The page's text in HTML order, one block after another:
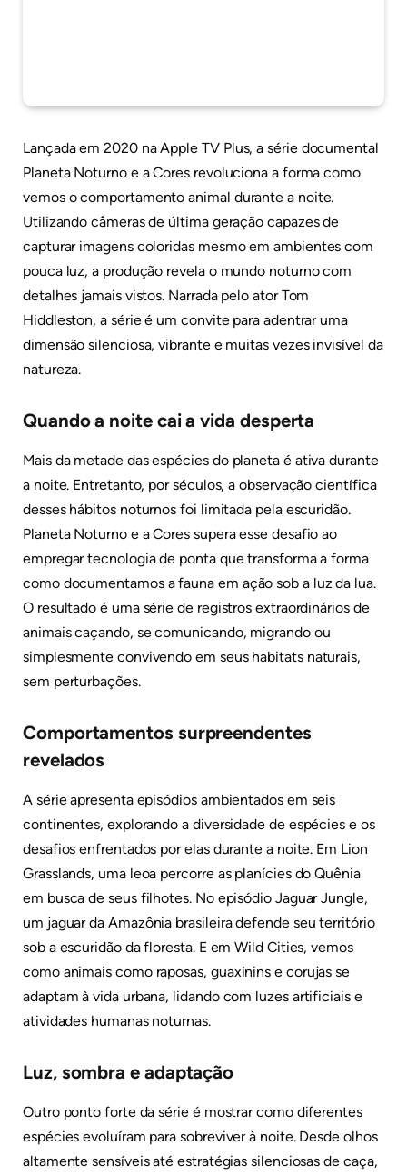
Lançada em 2020 na Apple TV Plus, a série documental
Planeta Noturno e a Cores revoluciona a forma como
vemos o comportamento animal durante a noite.
Utilizando câmeras de última geração capazes de
capturar imagens coloridas mesmo em ambientes com
pouca luz, a produção revela o mundo noturno com
detalhes jamais vistos. Narrada pelo ator Tom
Hiddleston, a série é um convite para adentrar uma
dimensão silenciosa, vibrante e muitas vezes invisível da
natureza.
Quando a noite cai a vida desperta
Mais da metade das espécies do planeta é ativa durante
a noite. Entretanto, por séculos, a observação científica
desses hábitos noturnos foi limitada pela escuridão.
Planeta Noturno e a Cores supera esse desafio ao
empregar tecnologia de ponta que transforma a forma
como documentamos a fauna em ação sob a luz da lua.
O resultado é uma série de registros extraordinários de
animais caçando, se comunicando, migrando ou
simplesmente convivendo em seus habitats naturais,
sem perturbações.
Comportamentos surpreendentes
revelados
A série apresenta episódios ambientados em seis
continentes, explorando a diversidade de espécies e os
desafios enfrentados por elas durante a noite. Em Lion
Grasslands, uma leoa percorre as planícies do Quênia
em busca de seus filhotes. No episódio Jaguar Jungle,
um jaguar da Amazônia brasileira defende seu território
sob a escuridão da floresta. E em Wild Cities, vemos
como animais como raposas, guaxinins e corujas se
adaptam à vida urbana, lidando com luzes artificiais e
atividades humanas noturnas.
Luz, sombra e adaptação
Outro ponto forte da série é mostrar como diferentes
espécies evoluíram para sobreviver à noite. Desde olhos
altamente sensíveis até estratégias silenciosas de caça,